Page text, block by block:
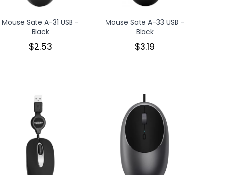
Mouse Sate A-31 USB -
Black
$2.53
Mouse Sate A-33 USB -
Black
$3.19